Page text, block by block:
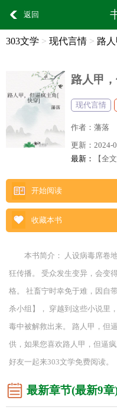
返回
303文学 > 现代言情 > 路
路人甲
现代言情
作者： 藩落
更新： 2024-
最新：
【全
开始阅读
收藏本书
本书简介： 人设病毒席卷
狂传播。 受众发生变异，会变
格。 社畜宁时幸免于难，因自
杀小组】， 穿越到这些小说里
毒中被解救出来。 路人甲，但
供，如果您喜欢路人甲，但逼
好友一起来303文学免费阅读。
最新章节(最新9章